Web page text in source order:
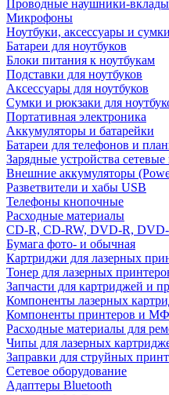
Проводные наушники-
Микрофоны
Ноутбуки, аксессуары и
Батареи для ноутбуков
Блоки питания к ноутбукам
Подставки для ноутбуков
Аксессуары для ноутбуков
Сумки и рюкзаки для
Портативная электроника
Аккумуляторы и батарейки
Батареи для телефонов и
Зарядные устройства
Внешние аккумуляторы
Разветвители и хабы USB
Телефоны кнопочные
Расходные материалы
CD-R, CD-RW, DVD-R,
Бумага фото- и обычная
Картриджи для лазерных
Тонер для лазерных
Запчасти для картриджей и
Компоненты лазерных
Компоненты принтеров и
Расходные материалы для
Чипы для лазерных
Заправки для струйных
Сетевое оборудование
Адаптеры Bluetooth